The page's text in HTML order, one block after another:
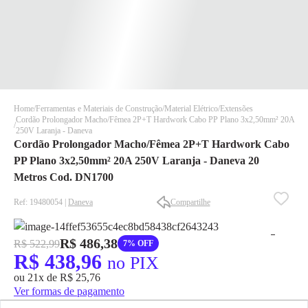
DISPONÍVEL APENAS PARA CPF
Na Eletrotrafo sua compra já vem com o imposto pago, e você
não precisa se preocupar em pagar o imposto de importação
quando seu pedido chegar, você ainda conta com a devolução
grátis em até 7 dias.
Home Ferramentas e Materiais de Construção Material Elétrico Extensões
Cordão Prolongador Macho/Fêmea 2P+T Hardwork Cabo PP Plano 3x2,50mm² 20A
250V Laranja - Daneva
Cordão Prolongador Macho/Fêmea 2P+T Hardwork Cabo
PP Plano 3x2,50mm² 20A 250V Laranja - Daneva 20
Metros Cod. DN1700
Ref: 19480054 | Daneva Compartilhe
R$ 522,99R$ 486,38 7% OFF
R$ 438,96 no PIX
ou 21x de R$ 25,76
Ver formas de pagamento